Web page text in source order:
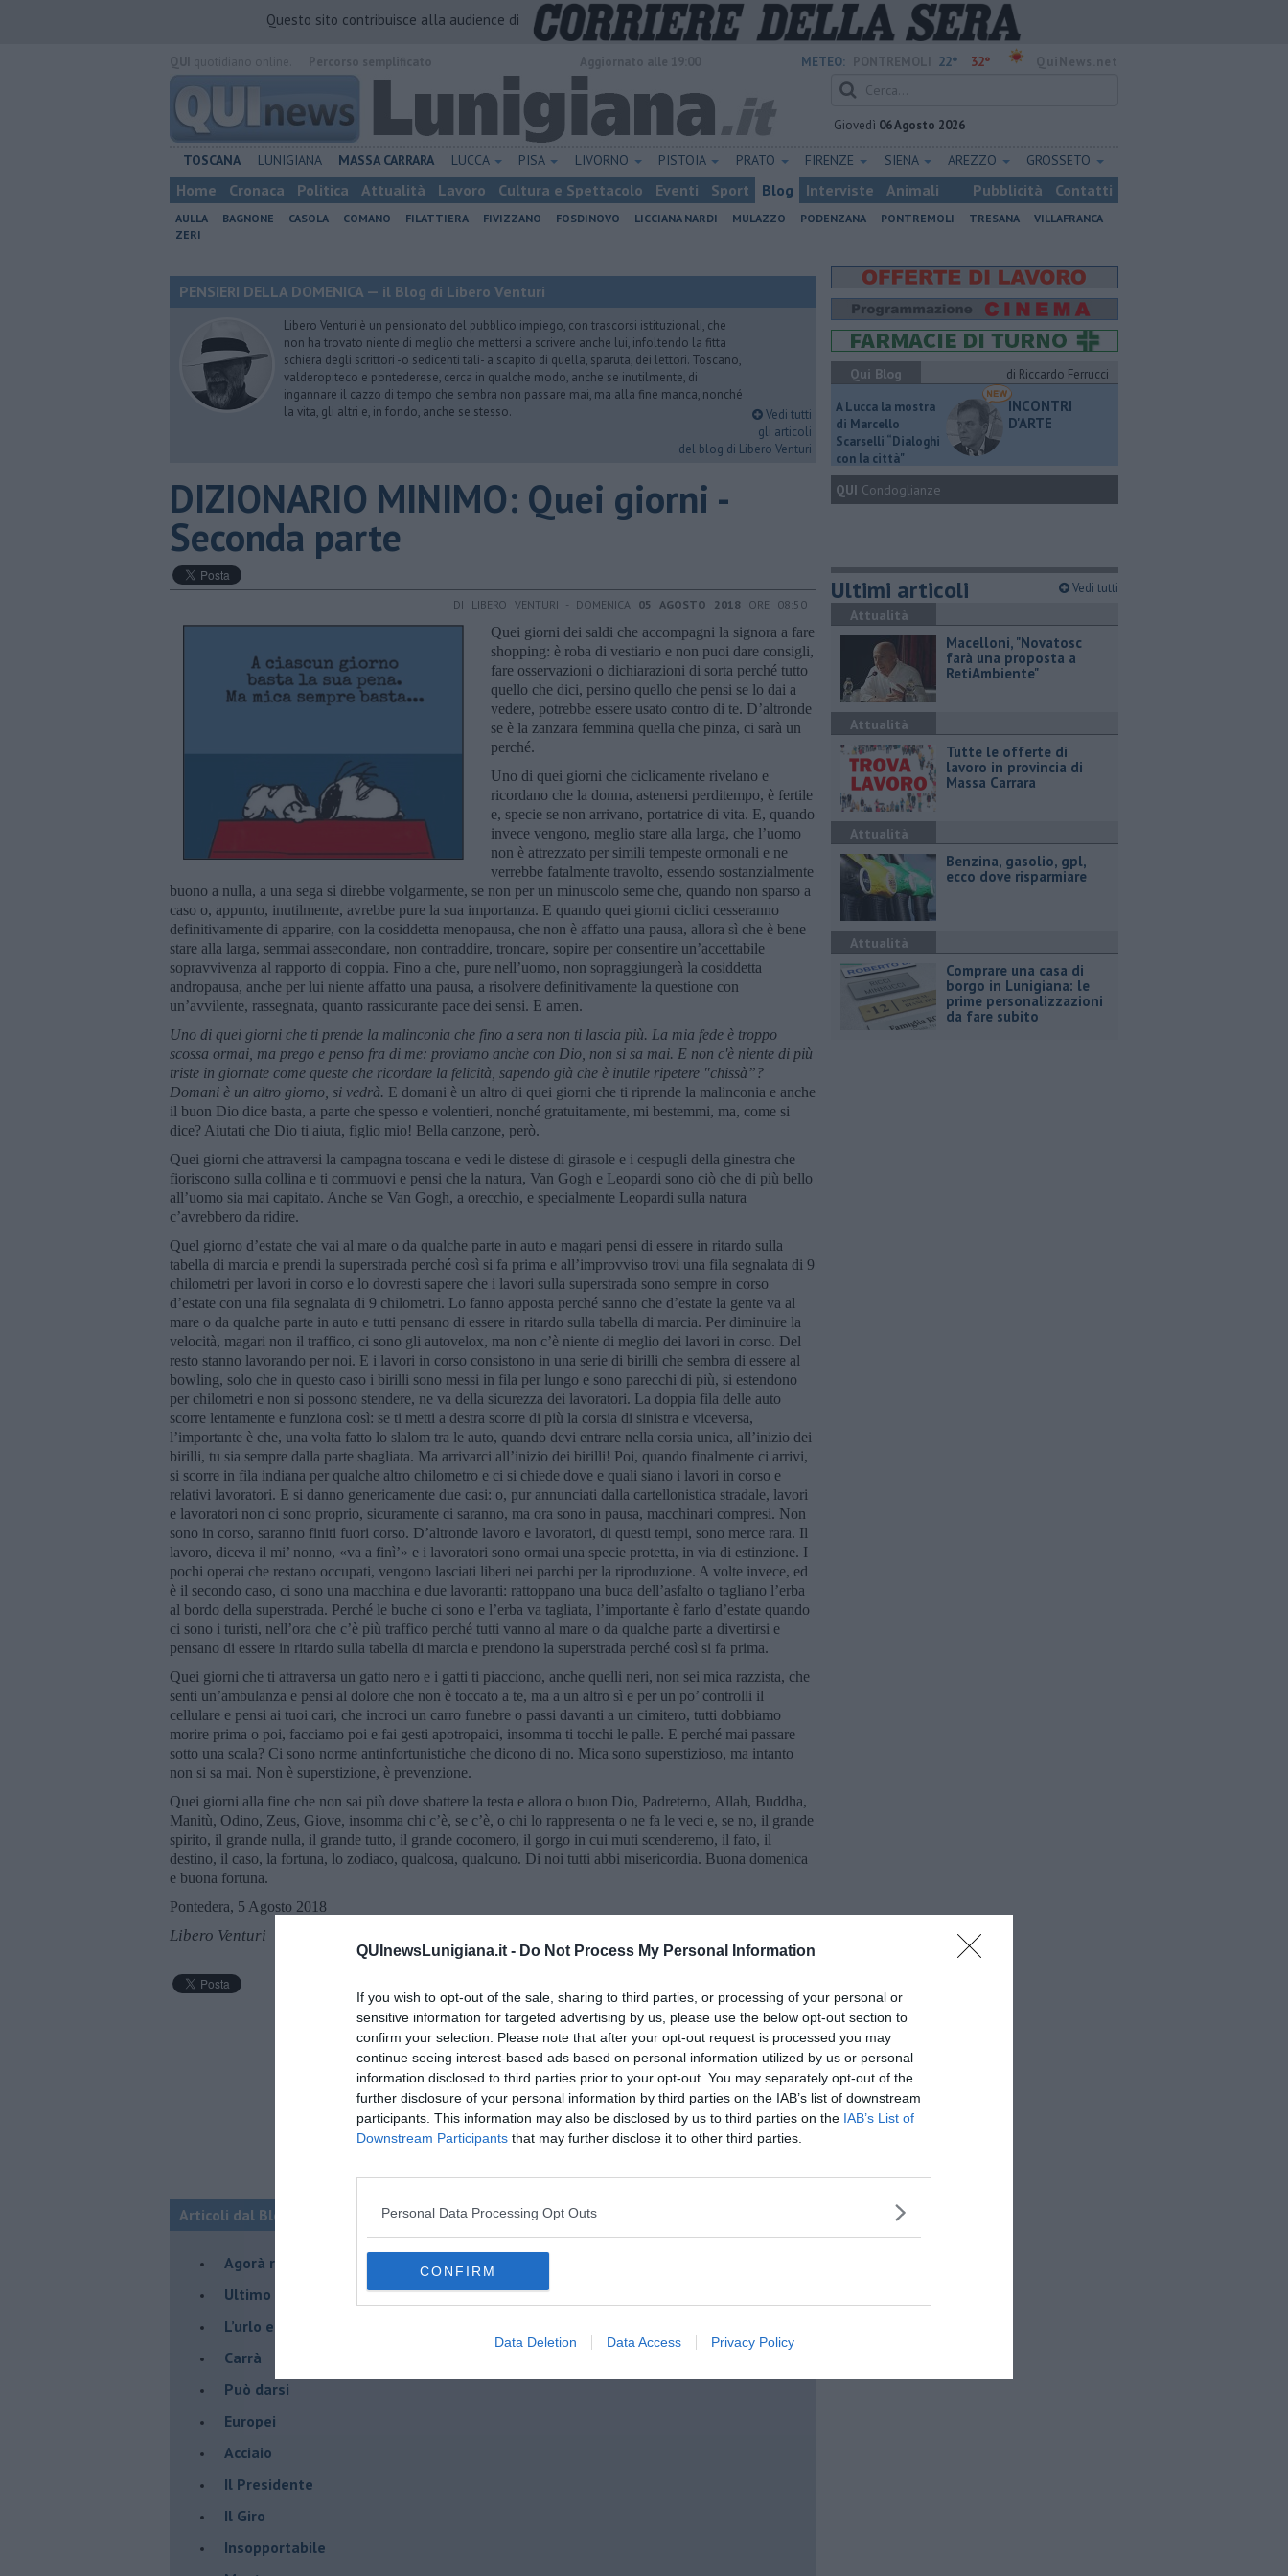
QUInewsLunigiana.it - Do Not Process My Personal Information
If you wish to opt-out of the sale, sharing to third parties, or processing of your personal or
sensitive information for targeted advertising by us, please use the below opt-out section to
confirm your selection. Please note that after your opt-out request is processed you may
continue seeing interest-based ads based on personal information utilized by us or personal
information disclosed to third parties prior to your opt-out. You may separately opt-out of the
further disclosure of your personal information by third parties on the IAB’s list of downstream
participants. This information may also be disclosed by us to third parties on the IAB’s List of
Downstream Participants that may further disclose it to other third parties.
Personal Data Processing Opt Outs
CONFIRM
Data Deletion Data Access Privacy Policy
Questo sito contribuisce alla audience di
METEO: 22° 32°
Giovedì 06 Agosto 2026
TOSCANA LUNIGIANA MASSA CARRARA LUCCA PISA LIVORNO PISTOIA PRATO FIRENZE SIENA AREZZO GROSSETO
Home Cronaca Politica Attualità Lavoro Cultura e Spettacolo Eventi Sport Blog Interviste Animali Pubblicità Contatti
AULLA BAGNONE CASOLA COMANO FILATTIERA FIVIZZANO FOSDINOVO LICCIANA NARDI MULAZZO PODENZANA PONTREMOLI TRESANA
VILLAFRANCA
ZERI
PENSIERI DELLA DOMENICA — il Blog di Libero Venturi
Libero Venturi è un pensionato del pubblico impiego, con trascorsi istituzionali, che
non ha trovato niente di meglio che mettersi a scrivere anche lui, infoltendo la fitta
schiera degli scrittori -o sedicenti tali- a scapito di quella, sparuta, dei lettori. Toscano,
valderopiteco e pontederese, cerca in qualche modo, anche se inutilmente, di
ingannare il cazzo di tempo che sembra non passare mai, ma alla fine manca, nonché
la vita, gli altri e, in fondo, anche se stesso.
Vedi tutti
gli articoli
del blog di Libero Venturi
DIZIONARIO MINIMO: Quei giorni -
Seconda parte
DI LIBERO VENTURI - DOMENICA 05 AGOSTO 2018 ORE 08:50
Quei giorni dei saldi che accompagni la signora a fare
shopping: è roba di vestiario e non puoi dare consigli,
fare osservazioni o dichiarazioni di sorta perché tutto
quello che dici, persino quello che pensi se lo dai a
vedere, potrebbe essere usato contro di te. D’altronde
se è la zanzara femmina quella che pinza, ci sarà un
perché.
Uno di quei giorni che ciclicamente rivelano e
ricordano che la donna, astenersi perditempo, è fertile
e, specie se non arrivano, portatrice di vita. E, quando
invece vengono, meglio stare alla larga, che l’uomo
non è attrezzato per simili tempeste ormonali e ne
verrebbe fatalmente travolto, essendo sostanzialmente
buono a nulla, a una sega si direbbe volgarmente, se non per un minuscolo seme che, quando non sparso a
caso o, appunto, inutilmente, avrebbe pure la sua importanza. E quando quei giorni ciclici cesseranno
definitivamente di apparire, con la cosiddetta menopausa, che non è affatto una pausa, allora sì che è bene
stare alla larga, semmai assecondare, non contraddire, troncare, sopire per consentire un’accettabile
sopravvivenza al rapporto di coppia. Fino a che, pure nell’uomo, non sopraggiungerà la cosiddetta
andropausa, anche per lui niente affatto una pausa, a risolvere definitivamente la questione con
un’avvilente, rassegnata, quanto rassicurante pace dei sensi. E amen.
Uno di quei giorni che ti prende la malinconia che fino a sera non ti lascia più. La mia fede è troppo
scossa ormai, ma prego e penso fra di me: proviamo anche con Dio, non si sa mai. E non c'è niente di più
triste in giornate come queste che ricordare la felicità, sapendo già che è inutile ripetere "chissà”?
Domani è un altro giorno, si vedrà. E domani è un altro di quei giorni che ti riprende la malinconia e anche
il buon Dio dice basta, a parte che spesso e volentieri, nonché gratuitamente, mi bestemmi, ma, come si
dice? Aiutati che Dio ti aiuta, figlio mio! Bella canzone, però.
Quei giorni che attraversi la campagna toscana e vedi le distese di girasole e i cespugli della ginestra che
fioriscono sulla collina e ti commuovi e pensi che la natura, Van Gogh e Leopardi sono ciò che di più bello
all’uomo sia mai capitato. Anche se Van Gogh, a orecchio, e specialmente Leopardi sulla natura
c’avrebbero da ridire.
Quel giorno d’estate che vai al mare o da qualche parte in auto e magari pensi di essere in ritardo sulla
tabella di marcia e prendi la superstrada perché così si fa prima e all’improvviso trovi una fila segnalata di 9
chilometri per lavori in corso e lo dovresti sapere che i lavori sulla superstrada sono sempre in corso
d’estate con una fila segnalata di 9 chilometri. Lo fanno apposta perché sanno che d’estate la gente va al
mare o da qualche parte in auto e tutti pensano di essere in ritardo sulla tabella di marcia. Per diminuire la
velocità, magari non il traffico, ci sono gli autovelox, ma non c’è niente di meglio dei lavori in corso. Del
resto stanno lavorando per noi. E i lavori in corso consistono in una serie di birilli che sembra di essere al
bowling, solo che in questo caso i birilli sono messi in fila per lungo e sono parecchi di più, si estendono
per chilometri e non si possono stendere, ne va della sicurezza dei lavoratori. La doppia fila delle auto
scorre lentamente e funziona così: se ti metti a destra scorre di più la corsia di sinistra e viceversa,
l’importante è che, una volta fatto lo slalom tra le auto, quando devi entrare nella corsia unica, all’inizio dei
birilli, tu sia sempre dalla parte sbagliata. Ma arrivarci all’inizio dei birilli! Poi, quando finalmente ci arrivi,
si scorre in fila indiana per qualche altro chilometro e ci si chiede dove e quali siano i lavori in corso e
relativi lavoratori. E si danno genericamente due casi: o, pur annunciati dalla cartellonistica stradale, lavori
e lavoratori non ci sono proprio, sicuramente ci saranno, ma ora sono in pausa, macchinari compresi. Non
sono in corso, saranno finiti fuori corso. D’altronde lavoro e lavoratori, di questi tempi, sono merce rara. Il
lavoro, diceva il mi’ nonno, «va a finì’» e i lavoratori sono ormai una specie protetta, in via di estinzione. I
pochi operai che restano occupati, vengono lasciati liberi nei parchi per la riproduzione. A volte invece, ed
è il secondo caso, ci sono una macchina e due lavoranti: rattoppano una buca dell’asfalto o tagliano l’erba
al bordo della superstrada. Perché le buche ci sono e l’erba va tagliata, l’importante è farlo d’estate quando
ci sono i turisti, nell’ora che c’è più traffico perché tutti vanno al mare o da qualche parte a divertirsi e
pensano di essere in ritardo sulla tabella di marcia e prendono la superstrada perché così si fa prima.
Quei giorni che ti attraversa un gatto nero e i gatti ti piacciono, anche quelli neri, non sei mica razzista, che
senti un’ambulanza e pensi al dolore che non è toccato a te, ma a un altro sì e per un po’ controlli il
cellulare e pensi ai tuoi cari, che incroci un carro funebre o passi davanti a un cimitero, tutti dobbiamo
morire prima o poi, facciamo poi e fai gesti apotropaici, insomma ti tocchi le palle. E perché mai passare
sotto una scala? Ci sono norme antinfortunistiche che dicono di no. Mica sono superstizioso, ma intanto
non si sa mai. Non è superstizione, è prevenzione.
Quei giorni alla fine che non sai più dove sbattere la testa e allora o buon Dio, Padreterno, Allah, Buddha,
Manitù, Odino, Zeus, Giove, insomma chi c’è, se c’è, o chi lo rappresenta o ne fa le veci e, se no, il grande
spirito, il grande nulla, il grande tutto, il grande cocomero, il gorgo in cui muti scenderemo, il fato, il
destino, il caso, la fortuna, lo zodiaco, qualcosa, qualcuno. Di noi tutti abbi misericordia. Buona domenica
e buona fortuna.
Pontedera, 5 Agosto 2018
Libero Venturi
Articoli dal Blog “Pensieri della domenica” di Libero Venturi
​Agorà reloaded
Ultimo
​L’urlo e gli inglesi
Carrà
Può darsi
Europei
Acciaio
Il Presidente
​Il Giro
Insopportabile
Qui Blog
di Riccardo Ferrucci
A Lucca la mostra
di Marcello
Scarselli “Dialoghi
con la città"
INCONTRI
D'ARTE
QUI Condoglianze
Ultimi articoli Vedi tutti
Attualità
Macelloni, "Novatosc
farà una proposta a
RetiAmbiente"
Attualità
​Tutte le offerte di
lavoro in provincia di
Massa Carrara
Attualità
​Benzina, gasolio, gpl,
ecco dove risparmiare
Attualità
Comprare una casa di
borgo in Lunigiana: le
prime personalizzazioni
da fare subito